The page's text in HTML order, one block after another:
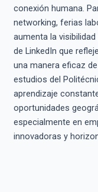
conexión humana.
networking, ferias
aumenta la
de LinkedIn que
una manera eficaz
estudios del
aprendizaje
oportunidades
especialmente en
innovadoras y